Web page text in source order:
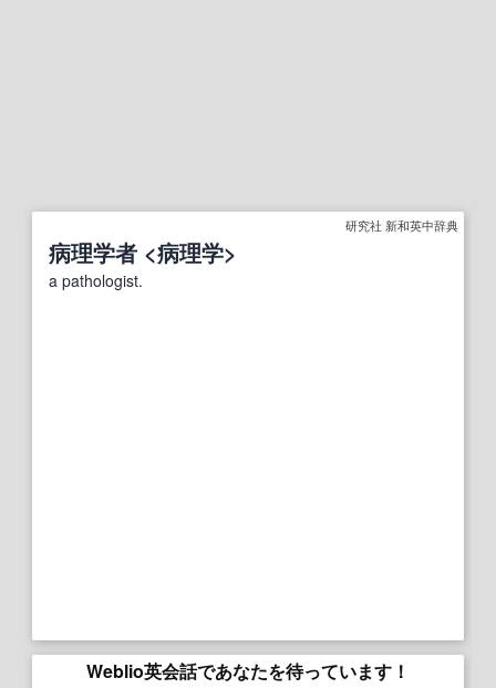
研究社 新和英中辞典
病理学者 <病理学>
a pathologist.
Weblio英会話であなたを待っています！